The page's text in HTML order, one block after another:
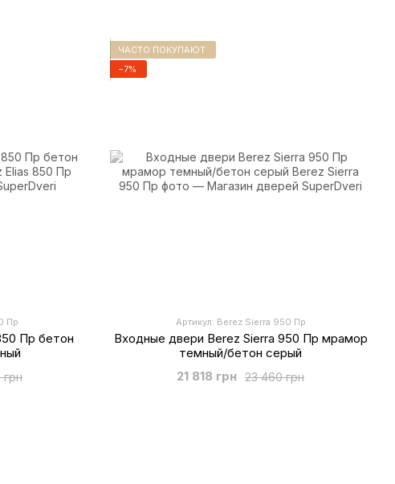
Пр
Пр бетон
грн
ЧАСТО ПОКУПАЮТ
−7%
Артикул: Berez Sierra 950 Пр
Входные двери Berez Sierra 950 Пр мрамор
темный/бетон серый
23 460 грн
21 818 грн